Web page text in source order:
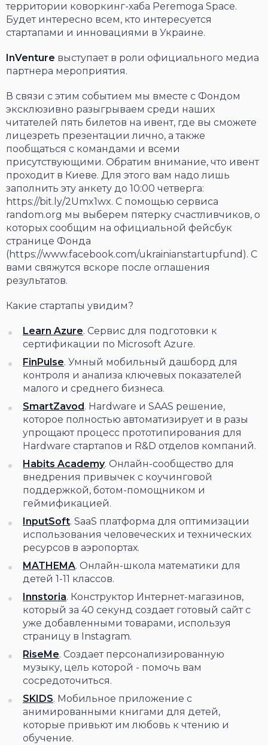
территории коворкинг-хаба Peremoga Space.
Будет интересно всем, кто интересуется
стартапами и инновациями в Украине.
InVenture выступает в роли официального медиа
партнера мероприятия.
В связи с этим событием мы вместе с Фондом
эксклюзивно разыгрываем среди наших
читателей пять билетов на ивент, где вы сможете
лицезреть презентации лично, а также
пообщаться с командами и всеми
присутствующими. Обратим внимание, что ивент
проходит в Киеве. Для этого вам надо лишь
заполнить эту анкету до 10:00 четверга:
https://bit.ly/2Umx1wx. С помощью сервиса
random.org мы выберем пятерку счастливчиков, о
которых сообщим на официальной фейсбук
странице Фонда
(https://www.facebook.com/ukrainianstartupfund). С
вами свяжутся вскоре после оглашения
результатов.
Какие стартапы увидим?
Learn Azure. Cервис для подготовки к
сертификации по Microsoft Azure.
FinPulse. Умный мобильный дашборд для
контроля и анализа ключевых показателей
малого и среднего бизнеса.
SmartZavod . Hardware и SAAS решение,
которое полностью автоматизирует и в разы
упрощают процесс прототипирования для
Hardware стартапов и R&D отделов компаний.
Habits Academy. Онлайн-сообщество для
внедрения привычек с коучинговой
поддержкой, ботом-помощником и
геймификацией.
InputSoft. SaaS платформа для оптимизации
использования человеческих и технических
ресурсов в аэропортах.
MATHEMA. Онлайн-школа математики для
детей 1-11 классов.
Innstoria. Конструктор Интернет-магазинов,
который за 40 секунд создает готовый сайт с
уже добавленными товарами, используя
страницу в Instagram.
RiseMe. Создает персонализированную
музыку, цель которой - помочь вам
сосредоточиться.
SKIDS. Мобильное приложение с
анимированными книгами для детей,
которые привьют им любовь к чтению и
обучение.